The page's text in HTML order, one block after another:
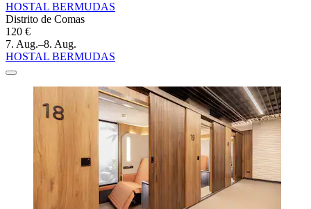
HOSTAL BERMUDAS
Distrito de Comas
120 €
7. Aug.–8. Aug.
HOSTAL BERMUDAS